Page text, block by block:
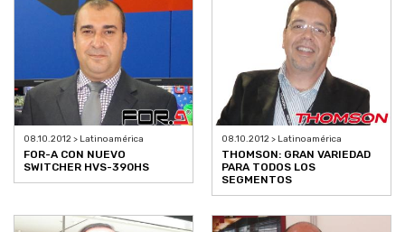
08.10.2012 > Latinoamérica
FOR-A CON NUEVO
SWITCHER HVS-390HS
08.10.2012 > Latinoamérica
THOMSON: GRAN VARIEDAD
PARA TODOS LOS
SEGMENTOS